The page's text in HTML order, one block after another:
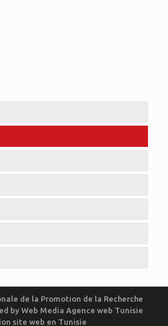
de la Promotion de la Recherche
by Web Media Agence web Tunisie
site web en Tunisie